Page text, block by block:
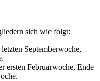
sich wie folgt:
Septemberwoche,
ersten Februarwoche, Ende